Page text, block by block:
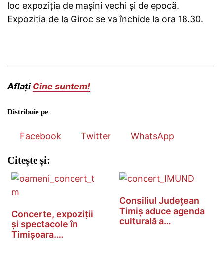
loc expoziția de mașini vechi și de epocă.
Expoziția de la Giroc se va închide la ora 18.30.
Aflați Cine suntem!
Distribuie pe
Facebook Twitter WhatsApp
Citește și:
Concerte, expoziții
și spectacole în
Timișoara.…
Consiliul Județean
Timiș aduce agenda
culturală a…